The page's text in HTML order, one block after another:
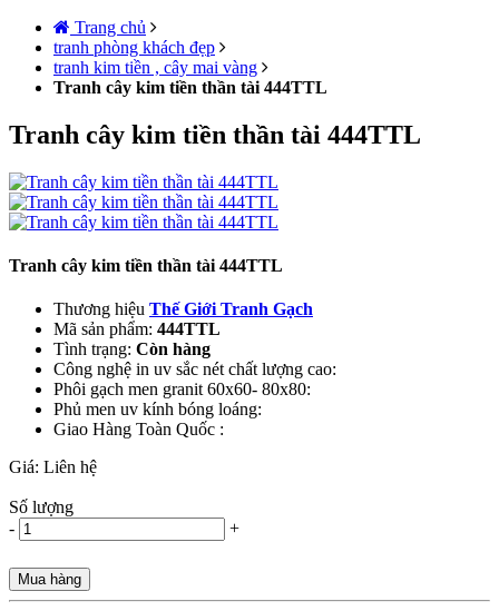
Trang chủ
tranh phòng khách đẹp
tranh kim tiền , cây mai vàng
Tranh cây kim tiền thần tài 444TTL
Tranh cây kim tiền thần tài 444TTL
Tranh cây kim tiền thần tài 444TTL
Thương hiệu Thế Giới Tranh Gạch
Mã sản phẩm: 444TTL
Tình trạng: Còn hàng
Công nghệ in uv sắc nét chất lượng cao:
Phôi gạch men granit 60x60- 80x80:
Phủ men uv kính bóng loáng:
Giao Hàng Toàn Quốc :
Giá: Liên hệ
Số lượng
-
+
Mua hàng